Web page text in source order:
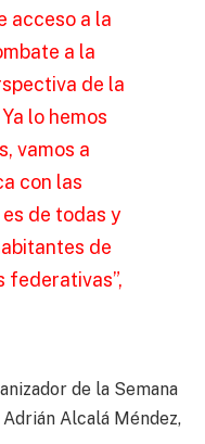
acceso a la
a la
de la
lo hemos
vamos a
con las
de todas y
de
federativas”,
de la Semana
Alcalá Méndez,